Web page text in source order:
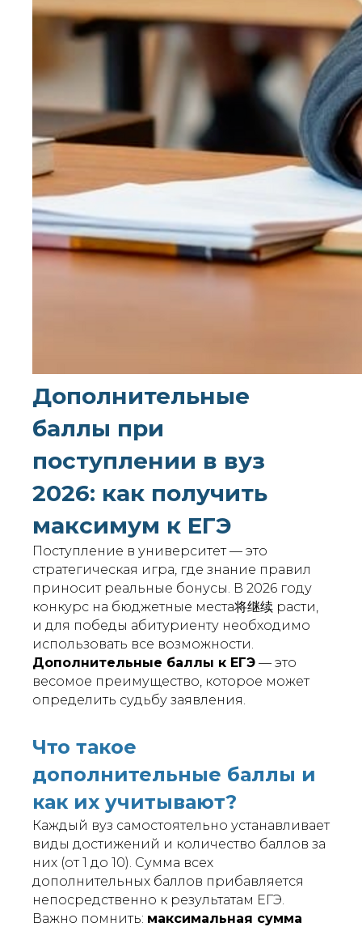
Дополнительные
баллы при
поступлении в вуз
2026: как получить
максимум к ЕГЭ
Поступление в университет — это
стратегическая игра, где знание правил
приносит реальные бонусы. В 2026 году
конкурс на бюджетные места将继续 расти,
и для победы абитуриенту необходимо
использовать все возможности.
Дополнительные баллы к ЕГЭ — это
весомое преимущество, которое может
определить судьбу заявления.
Что такое
дополнительные баллы и
как их учитывают?
Каждый вуз самостоятельно устанавливает
виды достижений и количество баллов за
них (от 1 до 10). Сумма всех
дополнительных баллов прибавляется
непосредственно к результатам ЕГЭ.
Важно помнить: максимальная сумма